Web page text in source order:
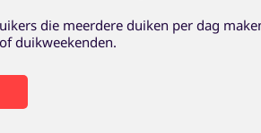
die meerdere duiken per dag
duikweekenden.